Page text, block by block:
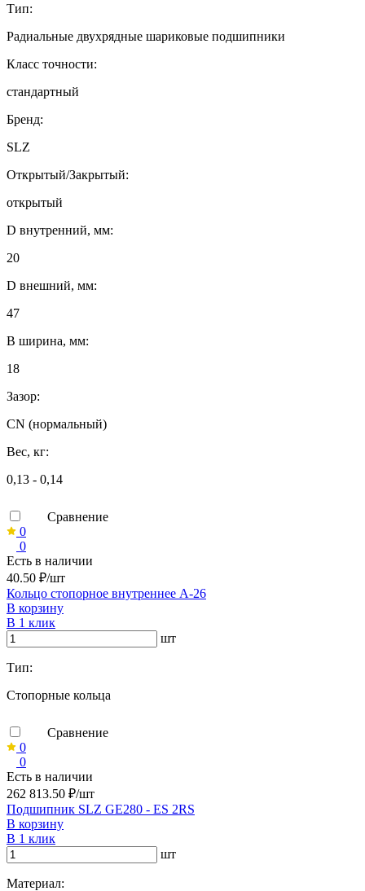
Тип:
Радиальные двухрядные шариковые подшипники
Класс точности:
стандартный
Бренд:
SLZ
Открытый/Закрытый:
открытый
D внутренний, мм:
20
D внешний, мм:
47
B ширина, мм:
18
Зазор:
CN (нормальный)
Вес, кг:
0,13 - 0,14
Сравнение
0
0
Есть в наличии
40.50 ₽/шт
Кольцо стопорное внутреннее А-26
В корзину
В 1 клик
шт
Тип:
Стопорные кольца
Сравнение
0
0
Есть в наличии
262 813.50 ₽/шт
Подшипник SLZ GE280 - ES 2RS
В корзину
В 1 клик
шт
Материал: